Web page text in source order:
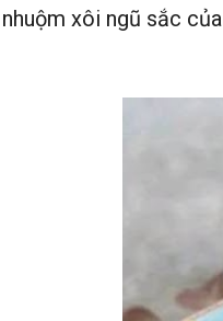
xôi ngũ sắc